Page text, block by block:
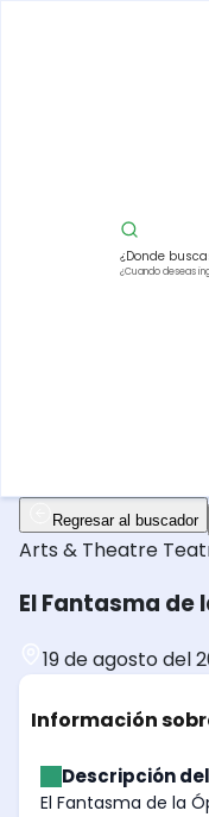
¿Donde
¿Cuando deseas
Regresar al buscador
Arts & Theatre
El Fantasma de
19 de agosto del
Información
Descripción
El Fantasma de la